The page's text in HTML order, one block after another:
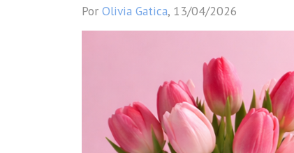
Por Olivia Gatica, 13/04/2026